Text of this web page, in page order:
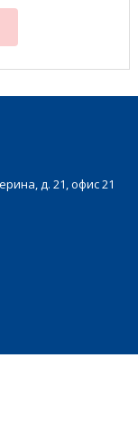
д. 21, офис 21